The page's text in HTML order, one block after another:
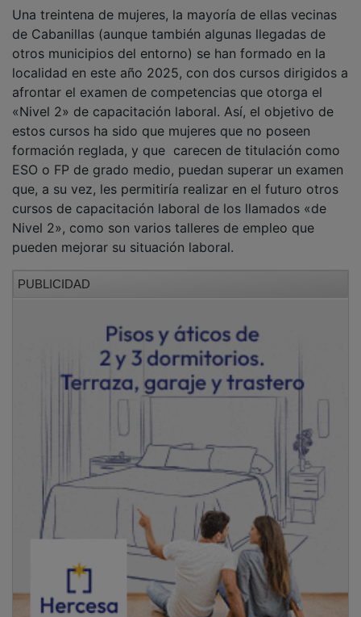
de Cabanillas (aunque también algunas llegadas de
otros municipios del entorno) se han formado en la
localidad en este año 2025, con dos cursos dirigidos a
afrontar el examen de competencias que otorga el
«Nivel 2» de capacitación laboral. Así, el objetivo de
estos cursos ha sido que mujeres que no poseen
formación reglada, y que carecen de titulación como
ESO o FP de grado medio, puedan superar un examen
que, a su vez, les permitiría realizar en el futuro otros
cursos de capacitación laboral de los llamados «de
Nivel 2», como son varios talleres de empleo que
pueden mejorar su situación laboral.